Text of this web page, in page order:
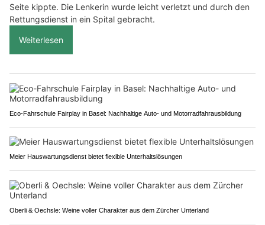
Seite kippte. Die Lenkerin wurde leicht verletzt und durch den
Rettungsdienst in ein Spital gebracht.
Weiterlesen
Eco-Fahrschule Fairplay in Basel: Nachhaltige Auto- und Motorradfahrausbildung
Meier Hauswartungsdienst bietet flexible Unterhaltslösungen
Oberli & Oechsle: Weine voller Charakter aus dem Zürcher Unterland